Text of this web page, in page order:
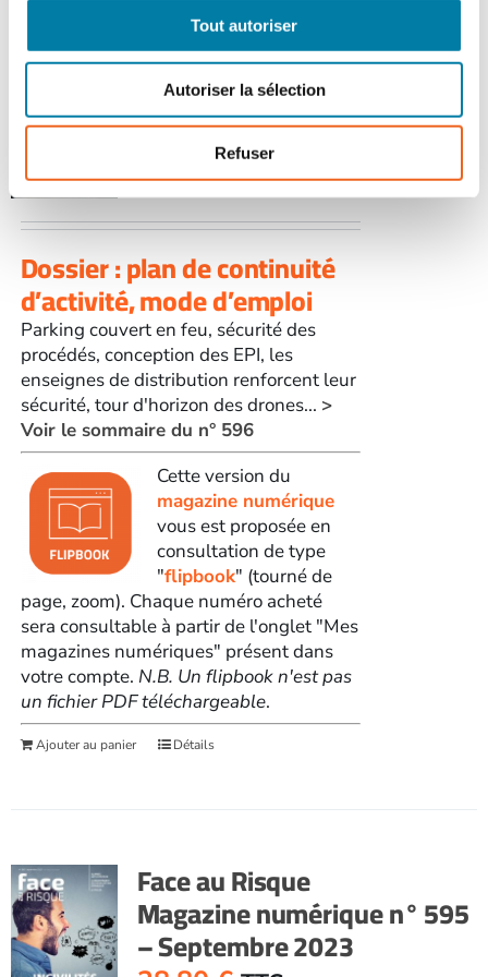
Tout autoriser
Autoriser la sélection
Refuser
Face au Risque
Magazine numérique n° 596
– Octobre 2023
28,80€ TTC
Dossier : plan de continuité
d’activité, mode d’emploi
Parking couvert en feu, sécurité des
procédés, conception des EPI, les
enseignes de distribution renforcent leur
sécurité, tour d'horizon des drones... >
Voir le sommaire du n° 596
Cette version du
magazine numérique
vous est proposée en
consultation de type
"flipbook" (tourné de
page, zoom). Chaque numéro acheté
sera consultable à partir de l'onglet "Mes
magazines numériques" présent dans
votre compte. N.B. Un flipbook n'est pas
un fichier PDF téléchargeable.
Ajouter au panier Détails
Face au Risque
Magazine numérique n° 595
– Septembre 2023